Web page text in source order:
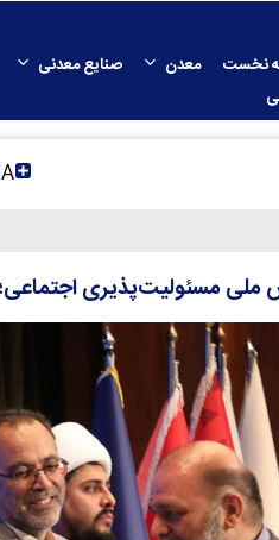
نخست معدن صنایع معدنی
A
ملی مسئولیت‌پذیری